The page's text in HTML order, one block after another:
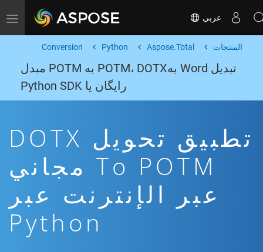
Toggle navigation عربي
المنتجات Aspose.Total
Python
Conversion
تبدیل Word بهPOTM، DOTX به POTM مبدل
رایگان یا Python SDK
تطبيق تحويل DOTX
To POTM مجاني
عبر الإنترنت عبر
Python